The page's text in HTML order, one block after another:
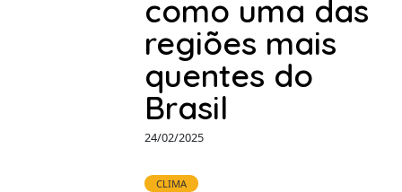
como uma das
regiões mais
quentes do
Brasil
24/02/2025
CLIMA